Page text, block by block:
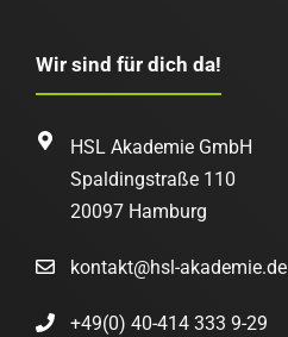
Wir sind für dich da!
HSL Akademie GmbH
Spaldingstraße 110
20097 Hamburg
kontakt@hsl-akademie.de
+49(0) 40-414 333 9-29